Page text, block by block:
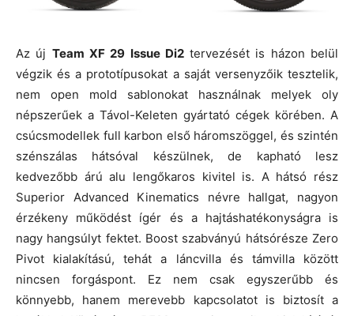
Az új Team XF 29 Issue Di2tervezését is házon belül
végzik és a prototípusokat a saját versenyzőik tesztelik,
nem open mold sablonokat használnak melyek oly
népszerűek a Távol-Keleten gyártató cégek körében. A
csúcsmodellek full karbon első háromszöggel, és szintén
szénszálas hátsóval készülnek, de kapható lesz
kedvezőbb árú alu lengőkaros kivitel is. A hátsó rész
Superior Advanced Kinematics névre hallgat, nagyon
érzékeny működést ígér és a hajtáshatékonyságra is
nagy hangsúlyt fektet. Boost szabványú hátsórésze Zero
Pivot kialakítású, tehát a láncvilla és támvilla között
nincsen forgáspont. Ez nem csak egyszerűbb és
könnyebb, hanem merevebb kapcsolatot is biztosít a